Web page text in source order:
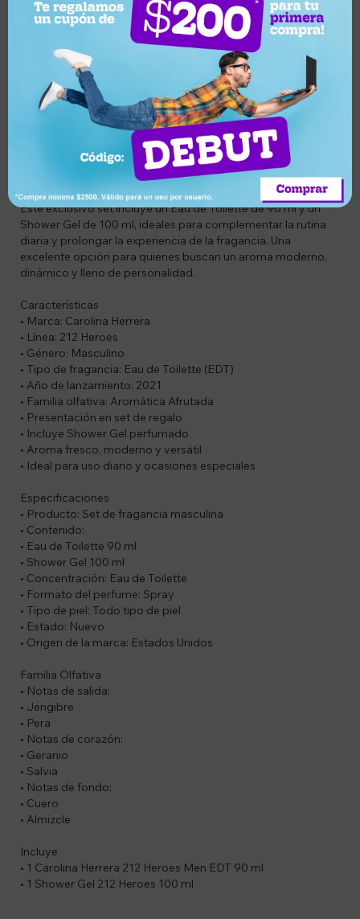
Codigo: VIE65211572
Descripción
212 Heroes Men de Carolina Herrera es una fragancia
masculina inspirada en la juventud, la libertad y la
autenticidad. Lanzada en 2021, combina notas frescas y
afrutadas con acordes aromáticos y un fondo intenso que
transmite energía, confianza y un espíritu rebelde.
Este exclusivo set incluye un Eau de Toilette de 90 ml y un
Shower Gel de 100 ml, ideales para complementar la rutina
diaria y prolongar la experiencia de la fragancia. Una
excelente opción para quienes buscan un aroma moderno,
dinámico y lleno de personalidad.
Características
• Marca: Carolina Herrera
• Línea: 212 Heroes
• Género: Masculino
• Tipo de fragancia: Eau de Toilette (EDT)
• Año de lanzamiento: 2021
• Familia olfativa: Aromática Afrutada
• Presentación en set de regalo
• Incluye Shower Gel perfumado
• Aroma fresco, moderno y versátil
• Ideal para uso diario y ocasiones especiales
Especificaciones
• Producto: Set de fragancia masculina
• Contenido:
• Eau de Toilette 90 ml
• Shower Gel 100 ml
• Concentración: Eau de Toilette
• Formato del perfume: Spray
• Tipo de piel: Todo tipo de piel
• Estado: Nuevo
• Origen de la marca: Estados Unidos
Familia Olfativa
• Notas de salida:
• Jengibre
• Pera
• Notas de corazón:
• Geranio
• Salvia
• Notas de fondo:
• Cuero
• Almizcle
Incluye
• 1 Carolina Herrera 212 Heroes Men EDT 90 ml
• 1 Shower Gel 212 Heroes 100 ml